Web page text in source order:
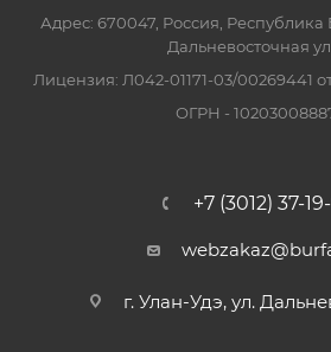
Адрес: 670047, Россия, Республика
Дальневосточная
Лицензия: Л042-01171-03/00269441
ОГРН -
+7 (3012) 37-
г. Улан-Удэ, ул.